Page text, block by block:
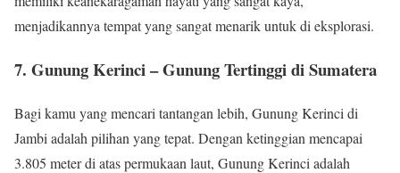
menjadikannya tempat yang sangat menarik untuk di eksplorasi.
7. Gunung Kerinci – Gunung Tertinggi di Sumatera
Bagi kamu yang mencari tantangan lebih, Gunung Kerinci di
Jambi adalah pilihan yang tepat. Dengan ketinggian mencapai
3.805 meter di atas permukaan laut, Gunung Kerinci adalah